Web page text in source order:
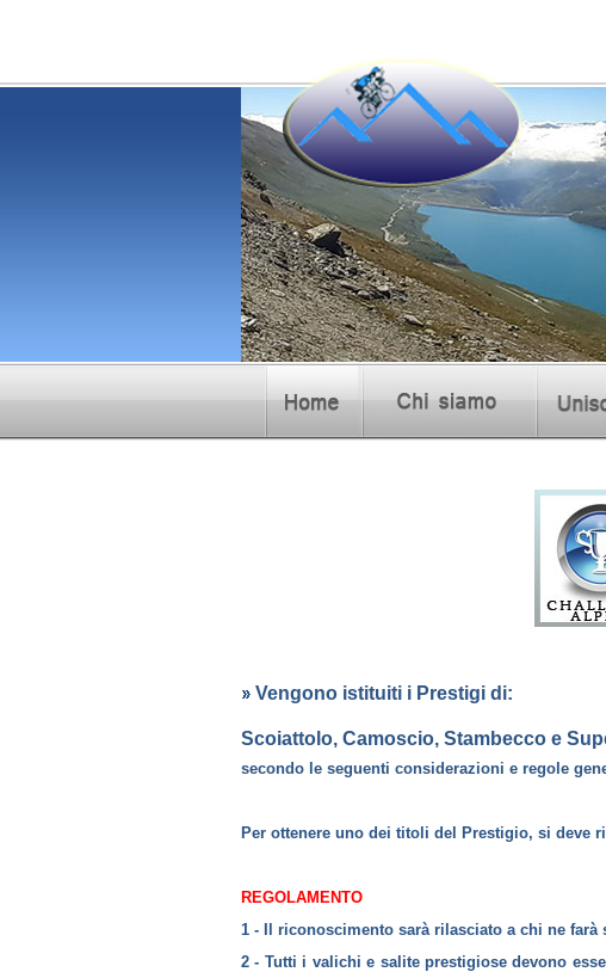
Vengono istituiti i Prestigi di:
Scoiattolo, Camoscio, Stambecco e
secondo le seguenti considerazioni e regole
Per ottenere uno dei titoli del Prestigio, si deve
REGOLAMENTO
1 - Il riconoscimento sarà rilasciato a chi ne
2 - Tutti i valichi e salite prestigiose devono